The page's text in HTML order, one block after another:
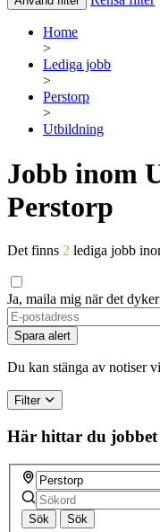
Home
>
Lediga jobb
>
Perstorp
>
Utbildning
Jobb inom
Perstorp
Det finns 2 lediga jobb
Ja, maila mig när det
Spara alert
Du kan stänga av notiser
Filter
Här hittar du jobbet
Sök Sök